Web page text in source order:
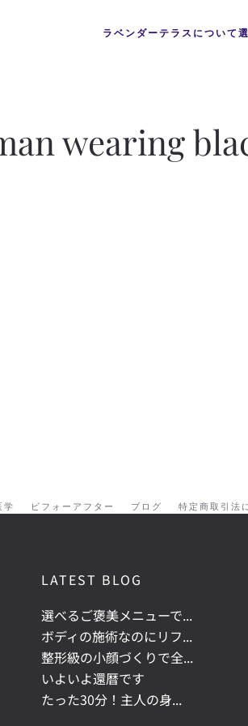
ラベンダーテラスについて
wearing
学 ビフォーアフター ブログ 特定商取引法
LATEST BLOG
選べるご褒美メニューで...
ボディの施術なのにリフ...
整形級の小顔づくりで全...
いよいよ還暦です
たった30分！主人の身...